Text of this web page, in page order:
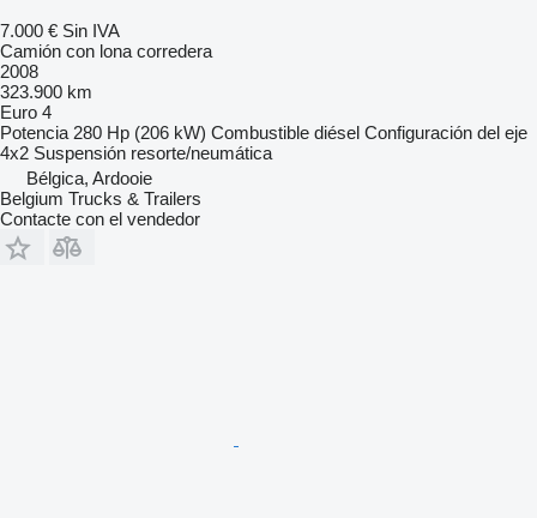
7.000 € Sin IVA
Camión con lona corredera
2008
323.900 km
Euro 4
Potencia 280 Hp (206 kW) Combustible diésel Configuración del eje
4x2 Suspensión resorte/neumática
Bélgica, Ardooie
Belgium Trucks & Trailers
Contacte con el vendedor